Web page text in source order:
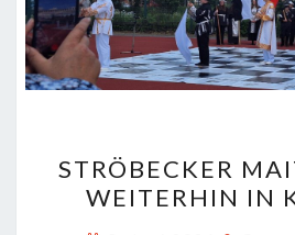
–
STRÖBECKER
WEITERHIN IN